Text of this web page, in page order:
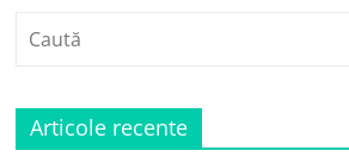
Articole recente